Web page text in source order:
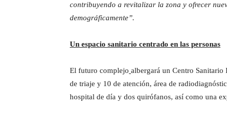
contribuyendo a revitalizar la zona y ofrecer
demográficamente”.
Un espacio sanitario centrado en las personas
El futuro complejo albergará un Centro
de triaje y 10 de atención, área de
hospital de día y dos quirófanos, así como una